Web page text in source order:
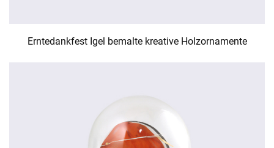
Erntedankfest Igel bemalte kreative Holzornamente